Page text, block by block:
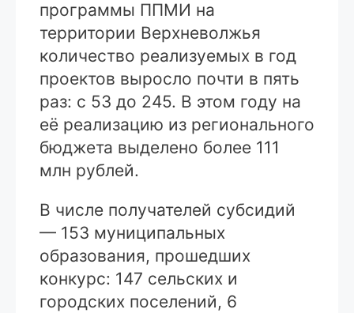
программы ППМИ на
территории Верхневолжья
количество реализуемых в год
проектов выросло почти в пять
раз: с 53 до 245. В этом году на
её реализацию из регионального
бюджета выделено более 111
млн рублей.
В числе получателей субсидий
— 153 муниципальных
образования, прошедших
конкурс: 147 сельских и
городских поселений, 6